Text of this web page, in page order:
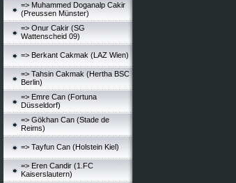
=> Muhammed Doganalp Cakir
(Preussen Münster)
=> Onur Cakir (SG
Wattenscheid 09)
=> Berkant Cakmak (LAZ Wien)
=> Tahsin Cakmak (Hertha BSC
Berlin)
=> Emre Can (Fortuna
Düsseldorf)
=> Gökhan Can (Stade de
Reims)
=> Tayfun Can (Holstein Kiel)
=> Eren Candir (1.FC
Kaiserslautern)